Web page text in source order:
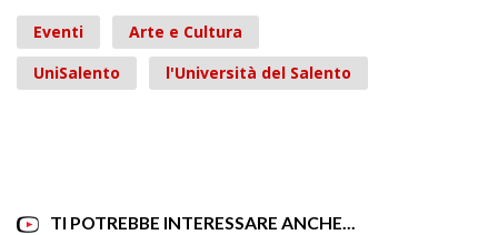
Eventi
Arte e Cultura
UniSalento
l'Università del Salento
TI POTREBBE INTERESSARE ANCHE...